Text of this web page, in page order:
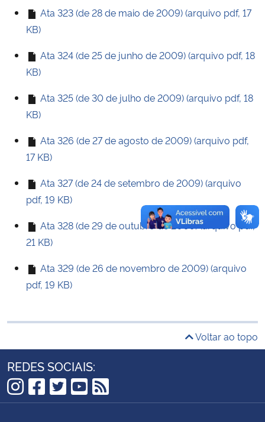
Ministério da Ciência, Tecnologia, Inovações e Comunicações
Ministério do Meio Ambiente
Ministério do Turismo
Controladoria-Geral da União
Secretaria-Geral
Gabinete de Segurança Institucional
Banco Central do Brasil
Planalto
Ata 323 (de 28 de maio de 2009) (arquivo pdf, 17
KB)
Ata 324 (de 25 de junho de 2009) (arquivo pdf, 18
KB)
Ata 325 (de 30 de julho de 2009) (arquivo pdf, 18
KB)
Ata 326 (de 27 de agosto de 2009) (arquivo pdf,
17 KB)
Ata 327 (de 24 de setembro de 2009) (arquivo
pdf, 19 KB)
Ata 328 (de 29 de outubro de 2009) (arquivo pdf,
21 KB)
Ata 329 (de 26 de novembro de 2009) (arquivo
pdf, 19 KB)
Voltar ao topo
REDES SOCIAIS:
Instagram
Facebook
Twitter
YouTube
RSS